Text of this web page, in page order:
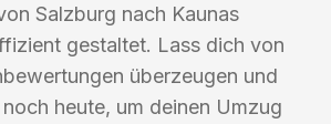
Salzburg nach Kaunas
gestaltet. Lass dich von
überzeugen und
heute, um deinen Umzug